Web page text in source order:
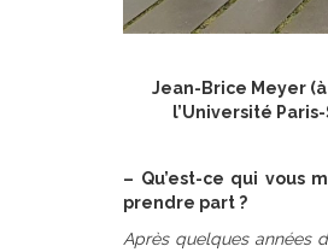
Jean-Brice Meyer
l’Université
– Qu’est-ce qui vous
prendre part ?
Après quelques années